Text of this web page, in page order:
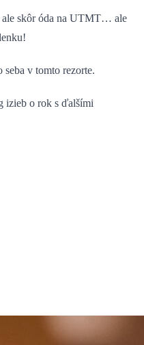
ale skôr óda na UTMT… ale
seba v tomto rezorte.
izieb o rok s ďalšími